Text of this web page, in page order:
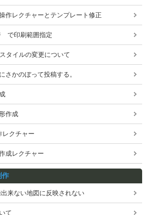
作レクチャーとテンプレート修正
で印刷範囲指定
タイルの変更について
さかのぼって投稿する。
作成
レクチャー
成レクチャー
作
来ない地図に反映されない
て